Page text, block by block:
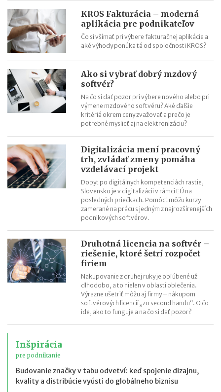
Kontroly influencerov a tvorcov digitálneho obsahu: finančná
správa sa zameria na ich príjmy
Zmeny v e-faktúre: štát ju opravuje ešte pred zavedením
VÚB mení podmienky firemných debetných a kreditných kariet
od 1.7.2026
Mýty o dôchodkovej prognóze a riešenie sporných situácií
Kedy vznikajú absolventom škôl povinnosti voči Sociálnej
poisťovni?
KROS Fakturácia – moderná
aplikácia pre podnikateľov
Čo si všímať pri výbere fakturačnej aplikácie a
aké výhody ponúka tá od spoločnosti KROS?
Ako si vybrať dobrý mzdový
softvér?
Na čo si dať pozor pri výbere nového alebo pri
výmene mzdového softvéru? Aké ďalšie
kritériá okrem ceny zvažovať a prečo je
potrebné myslieť aj na elektronizáciu?
Digitalizácia mení pracovný
trh, zvládať zmeny pomáha
vzdelávací projekt
Dopyt po digitálnych kompetenciách rastie,
Slovensko je v digitalizácii v rámci EÚ na
posledných priečkach. Pomôcť môžu kurzy
zamerané na prácu s jedným z najrozšírenejších
podnikových softvérov.
Druhotná licencia na softvér –
riešenie, ktoré šetrí rozpočet
firiem
Nakupovanie z druhej ruky je obľúbené už
dlhodobo, a to nielen v oblasti oblečenia.
Výrazne ušetriť môžu aj firmy – nákupom
softvérových licencií „zo second handu“. O čo
ide, ako to funguje a na čo si dať pozor?
Inšpirácia
pre podnikanie
Budovanie značky v tabu odvetví: keď spojenie dizajnu,
kvality a distribúcie vyústi do globálneho biznisu